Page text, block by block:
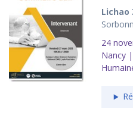
Lichao
24
Nancy